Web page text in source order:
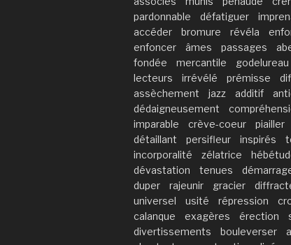
pardonnable
défatiguer
accéder
bromure révéla
enfoncer
âmes passages
fondée
mercantile godelureau
lecteurs
irrévélé prémisse
assèchement
jazz additif
dédaigneusement
imparable
crève-coeur piailler
détaillant
persifleur inspirés
incorporalité
zélatrice
dévastation
tenues
duper
rajeunir gracier
universel
usité répression
calanque
exagères érection
divertissements
bouleverser